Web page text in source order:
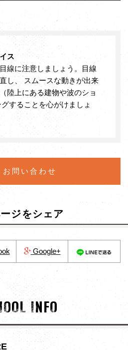
ス
線に注意しましょう。目線
し、 スムースな動きが出来
陸上にある建物や波のショ
することを心がけましょ
お問い合わせ
ジをシェア
Google+
INFO